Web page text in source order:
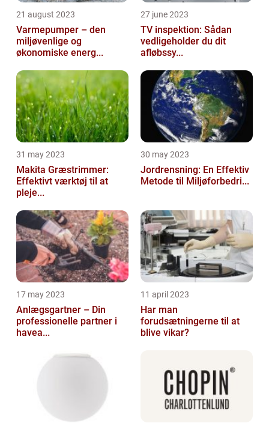
21 august 2023
Varmepumper – den
miljøvenlige og
økonomiske energ...
27 june 2023
TV inspektion: Sådan
vedligeholder du dit
afløbssy...
31 may 2023
Makita Græstrimmer:
Effektivt værktøj til at
pleje...
30 may 2023
Jordrensning: En Effektiv
Metode til Miljøforbedri...
17 may 2023
Anlægsgartner – Din
professionelle partner i
havea...
11 april 2023
Har man
forudsætningerne til at
blive vikar?